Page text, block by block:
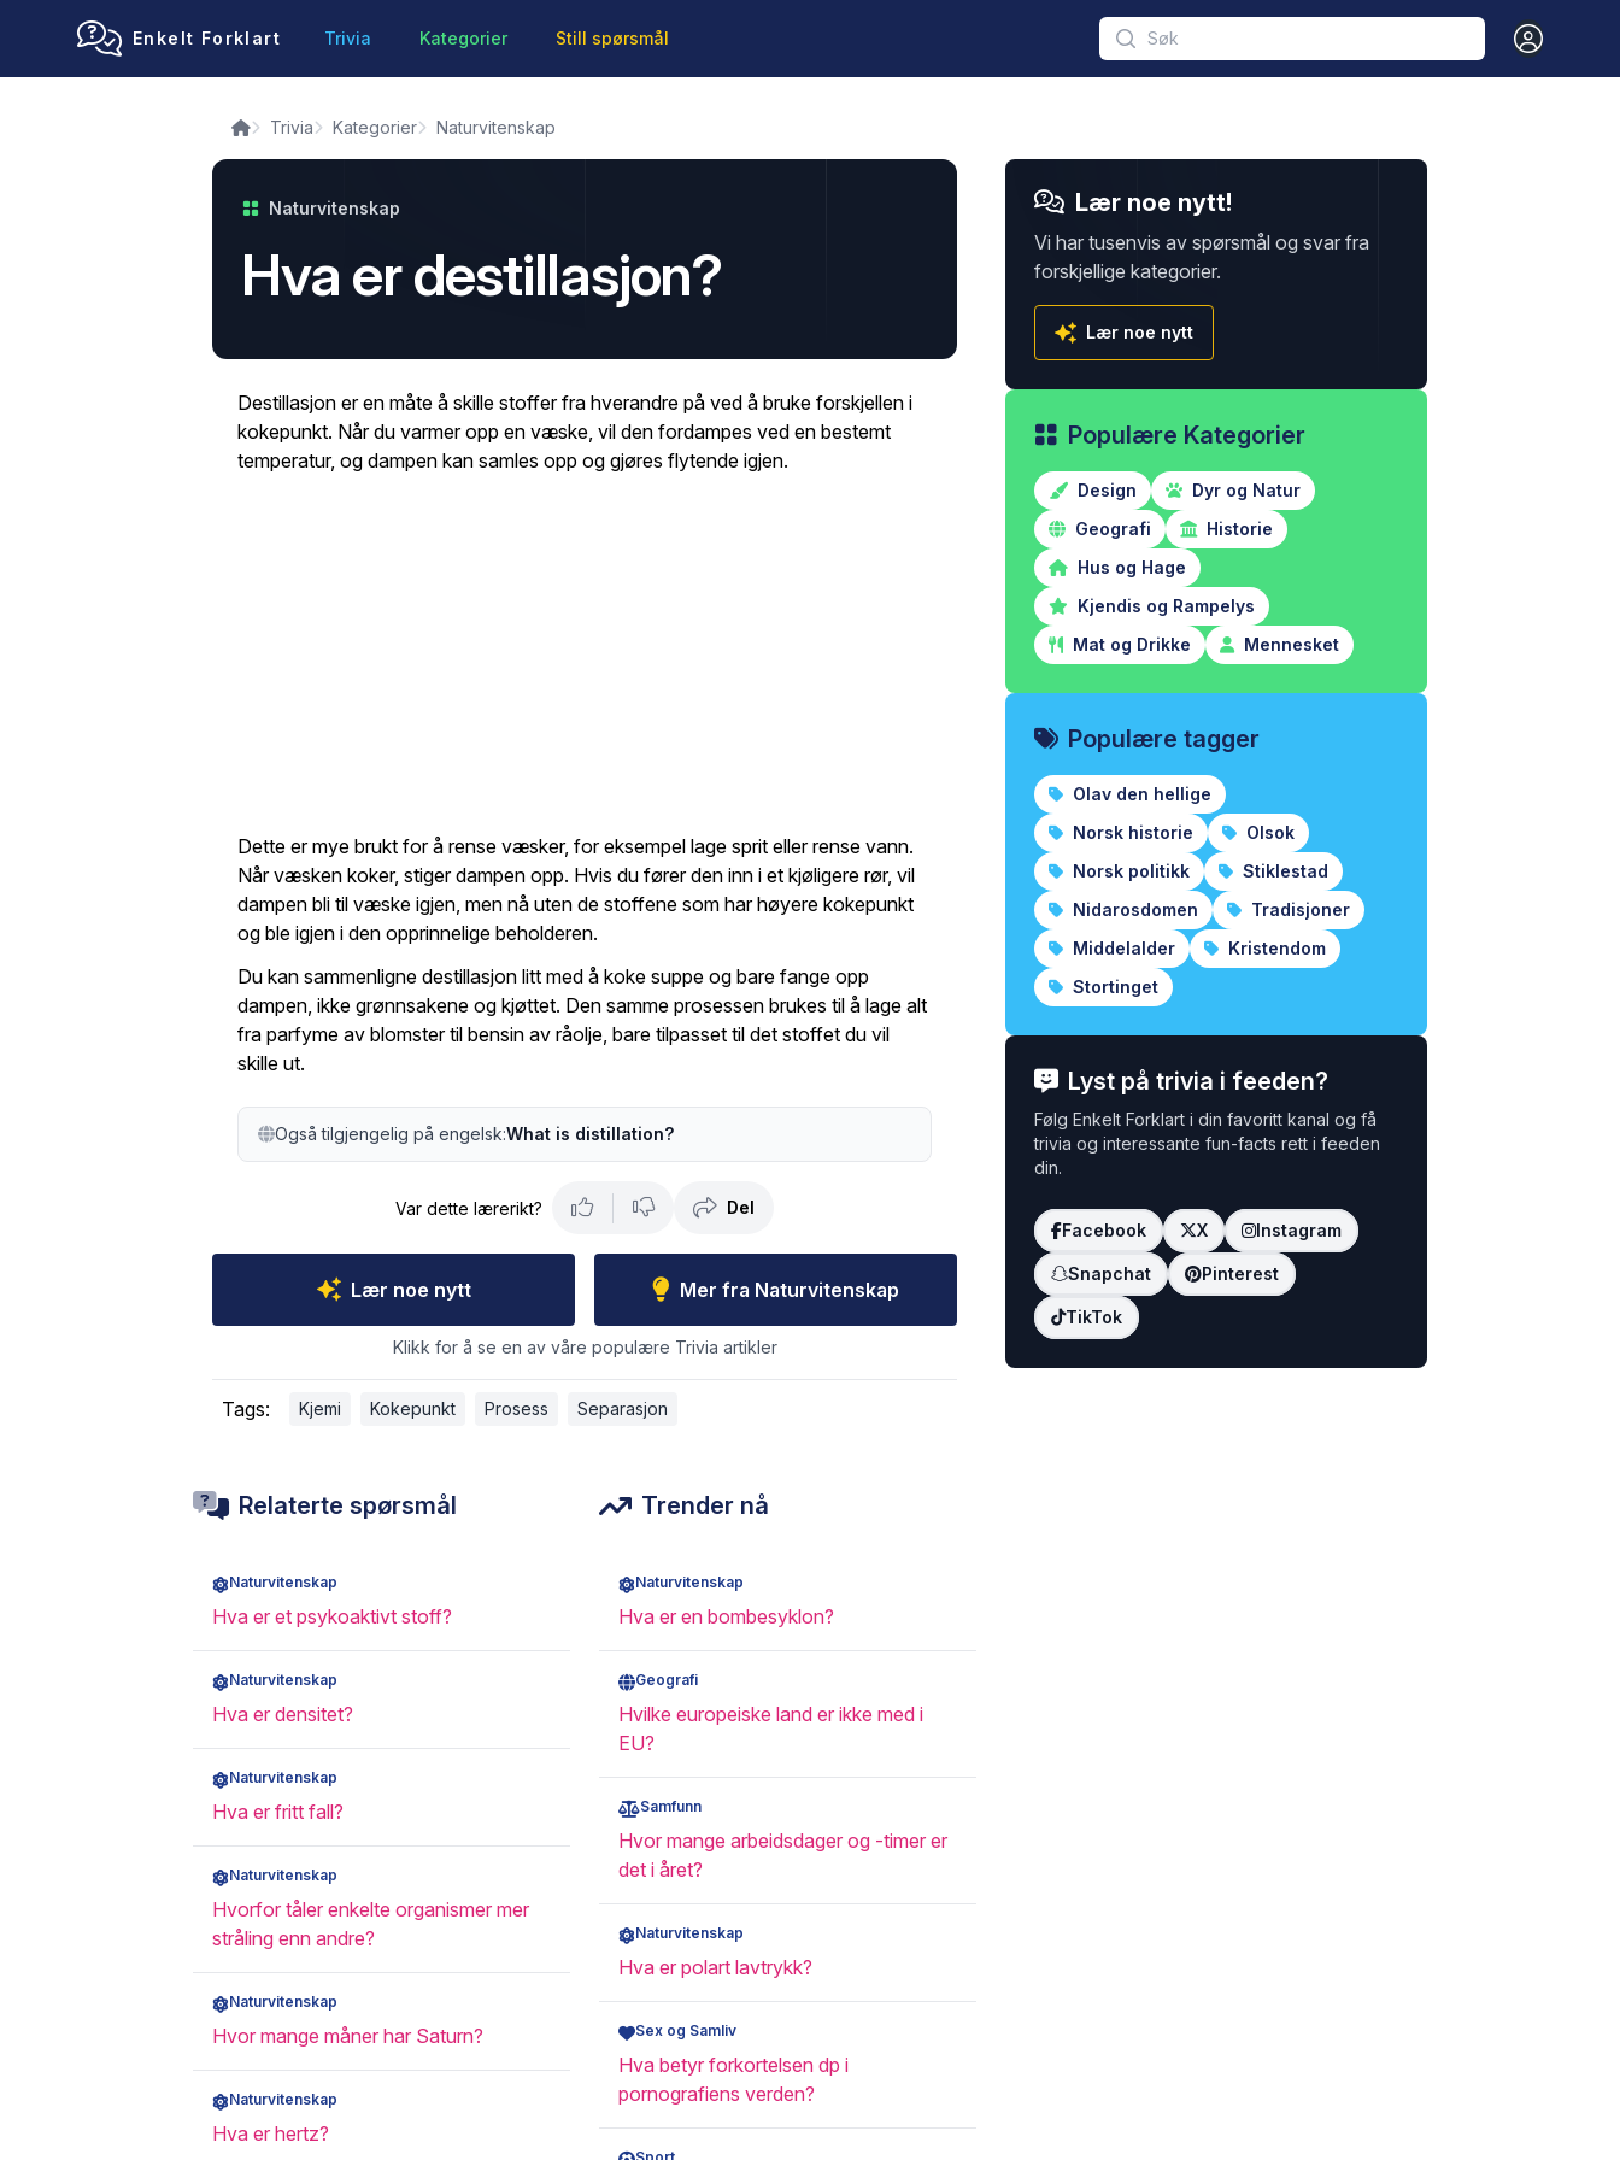
Enkelt Forklart Trivia Kategorier Still spørsmål Open user
Trivia Kategorier Naturvitenskap
Naturvitenskap
Hva er destillasjon?
Destillasjon er en måte å skille stoffer fra hverandre på ved å bruke forskjellen i
kokepunkt. Når du varmer opp en væske, vil den fordampes ved en bestemt
temperatur, og dampen kan samles opp og gjøres flytende igjen.
Dette er mye brukt for å rense væsker, for eksempel lage sprit eller rense vann.
Når væsken koker, stiger dampen opp. Hvis du fører den inn i et kjøligere rør, vil
dampen bli til væske igjen, men nå uten de stoffene som har høyere kokepunkt
og ble igjen i den opprinnelige beholderen.
Du kan sammenligne destillasjon litt med å koke suppe og bare fange opp
dampen, ikke grønnsakene og kjøttet. Den samme prosessen brukes til å lage alt
fra parfyme av blomster til bensin av råolje, bare tilpasset til det stoffet du vil
skille ut.
Også tilgjengelig på engelsk:What is distillation?
Var dette lærerikt? Del
Lær noe nytt Mer fra Naturvitenskap
Klikk for å se en av våre populære Trivia artikler
Tags: Kjemi Kokepunkt Prosess Separasjon
Relaterte spørsmål
Naturvitenskap
Hva er et psykoaktivt stoff?
Naturvitenskap
Hva er densitet?
Naturvitenskap
Hva er fritt fall?
Naturvitenskap
Hvorfor tåler enkelte organismer mer
stråling enn andre?
Naturvitenskap
Hvor mange måner har Saturn?
Naturvitenskap
Hva er hertz?
Trender nå
Naturvitenskap
Hva er en bombesyklon?
Geografi
Hvilke europeiske land er ikke med i
EU?
Samfunn
Hvor mange arbeidsdager og -timer er
det i året?
Naturvitenskap
Hva er polart lavtrykk?
Sex og Samliv
Hva betyr forkortelsen dp i
pornografiens verden?
Lær noe nytt!
Vi har tusenvis av spørsmål og svar fra
forskjellige kategorier.
Lær noe nytt
Populære Kategorier
Design
Dyr og Natur
Geografi
Historie
Hus og Hage
Kjendis og Rampelys
Mat og Drikke
Mennesket
Populære tagger
Olav den hellige
Norsk historie
Olsok
Norsk politikk
Stiklestad
Nidarosdomen
Tradisjoner
Middelalder
Kristendom
Stortinget
Lyst på trivia i feeden?
Følg Enkelt Forklart i din favoritt kanal og få
trivia og interessante fun-facts rett i feeden
din.
Facebook X Instagram
Snapchat Pinterest
TikTok